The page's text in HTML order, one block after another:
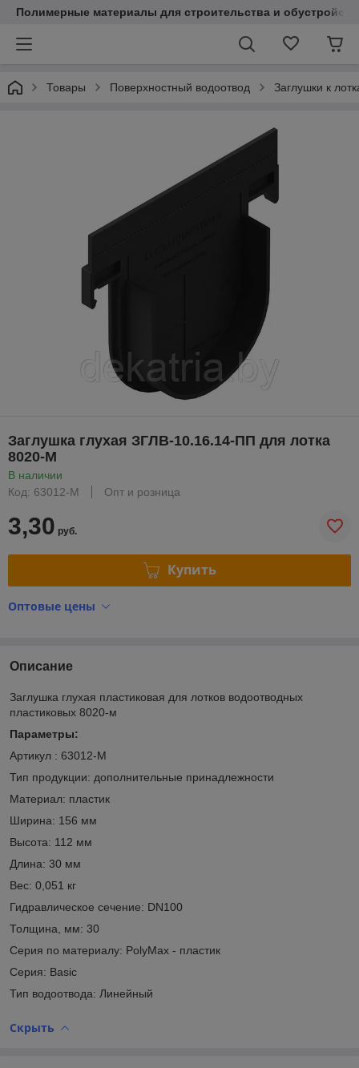
Полимерные материалы для строительства и
Товары Поверхностный водоотвод Заглушки к
Заглушка глухая ЗГЛВ-10.16.14-ПП для лотка
8020-М
В наличии
Код: 63012-М
Опт и розница
3,30 руб.
Купить
Оптовые цены
Описание
Заглушка глухая пластиковая для лотков водоотводных
пластиковых 8020-м
Параметры:
Артикул : 63012-М
Тип продукции: дополнительные принадлежности
Материал: пластик
Ширина: 156 мм
Высота: 112 мм
Длина: 30 мм
Вес: 0,051 кг
Гидравлическое сечение: DN100
Толщина, мм: 30
Серия по материалу: PolyMax - пластик
Серия: Basic
Тип водоотвода: Линейный
Скрыть